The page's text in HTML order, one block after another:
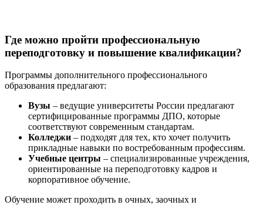
Где можно пройти профессиональную
переподготовку и повышение квалификации?
Программы дополнительного профессионального
образования предлагают:
Вузы – ведущие университеты России предлагают
сертифицированные программы ДПО, которые
соответствуют современным стандартам.
Колледжи – подходят для тех, кто хочет получить
прикладные навыки по востребованным профессиям.
Учебные центры – специализированные учреждения,
ориентированные на переподготовку кадров и
корпоративное обучение.
Обучение может проходить в очных, заочных и